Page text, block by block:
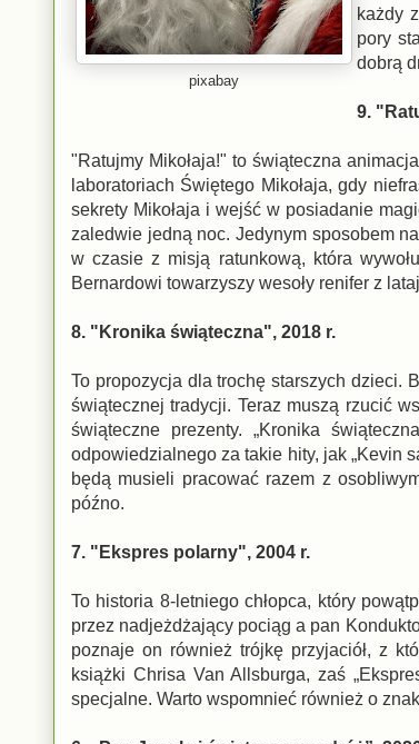
pixabay
każdy
pory
dobrą
9.
"Ratujmy Mikołaja!" to świąteczna
laboratoriach Świętego Mikołaja, gdy
sekrety Mikołaja i wejść w posiadanie
zaledwie jedną noc. Jedynym sposobem
w czasie z misją ratunkową, która
Bernardowi towarzyszy wesoły renifer z
8. "Kronika świąteczna", 2018 r.
To propozycja dla trochę starszych dzieci.
świątecznej tradycji. Teraz muszą rzucić
świąteczne prezenty. „Kronika
odpowiedzialnego za takie hity, jak „Kevin
będą musieli pracować razem z
późno.
7. "Ekspres polarny", 2004 r.
To historia 8-letniego chłopca, który
przez nadjeżdżający pociąg a pan
poznaje on również trójkę przyjaciół, z
książki Chrisa Van Allsburga, zaś
specjalne. Warto wspomnieć również o